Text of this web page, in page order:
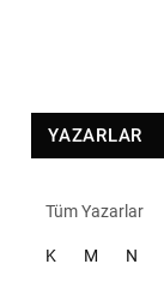
YAZARLAR
Tüm Yazarlar
K M N